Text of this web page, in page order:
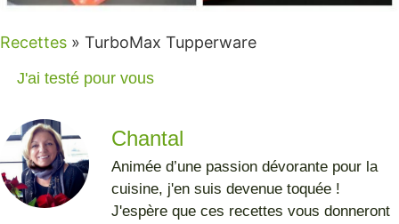
Recettes » TurboMax Tupperware
J'ai testé pour vous
Chantal
Animée d’une passion dévorante pour la
cuisine, j'en suis devenue toquée !
J'espère que ces recettes vous donneront